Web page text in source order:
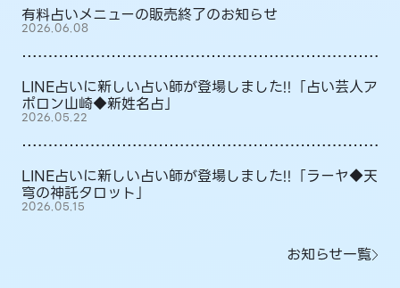
有料占いメニューの販売終了のお知らせ
2026.06.08
LINE占いに新しい占い師が登場しました!!「占い芸人ア
ポロン山崎◆新姓名占」
2026.05.22
LINE占いに新しい占い師が登場しました!!「ラーヤ◆天
穹の神託タロット」
2026.05.15
お知らせ一覧